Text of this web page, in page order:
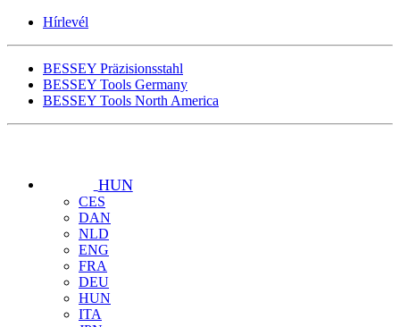
Hírlevél
BESSEY Präzisionsstahl
BESSEY Tools Germany
BESSEY Tools North America
HUN
CES
DAN
NLD
ENG
FRA
DEU
HUN
ITA